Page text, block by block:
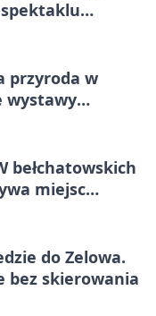
przyroda w
wystawy
bełchatowskich
miejsc
do Zelowa.
bez skierowania